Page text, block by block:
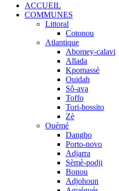
ACCUEIL
COMMUNES
Littoral
Cotonou
Atlantique
Abomey-calavi
Allada
Kpomassè
Ouidah
Sô-ava
Toffo
Tori-bossito
Zè
Ouémé
Dangbo
Porto-novo
Adjarra
Sèmè-podji
Bonou
Adjohoun